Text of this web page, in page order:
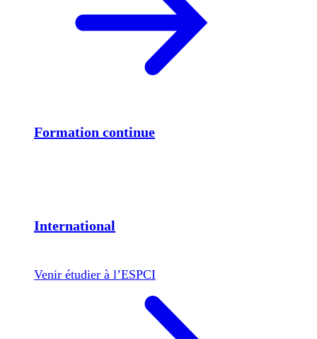
Formation continue
International
Venir étudier à l’ESPCI